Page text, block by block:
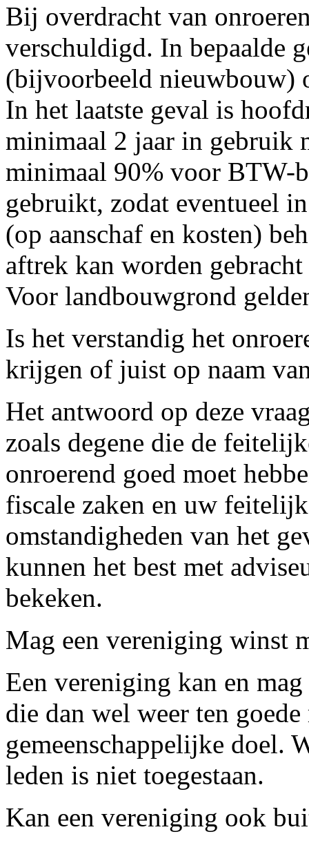
Bij overdracht van
verschuldigd. In bepaalde
(bijvoorbeeld nieuwbouw)
In het laatste geval is
minimaal 2 jaar in gebruik
minimaal 90% voor BTW-
gebruikt, zodat eventueel
(op aanschaf en kosten)
aftrek kan worden
Voor landbouwgrond
Is het verstandig het
krijgen of juist op naam
Het antwoord op deze
zoals degene die de
onroerend goed moet
fiscale zaken en uw
omstandigheden van het
kunnen het best met
bekeken.
Mag een vereniging winst
Een vereniging kan en
die dan wel weer ten
gemeenschappelijke doel.
leden is niet toegestaan.
Kan een vereniging ook